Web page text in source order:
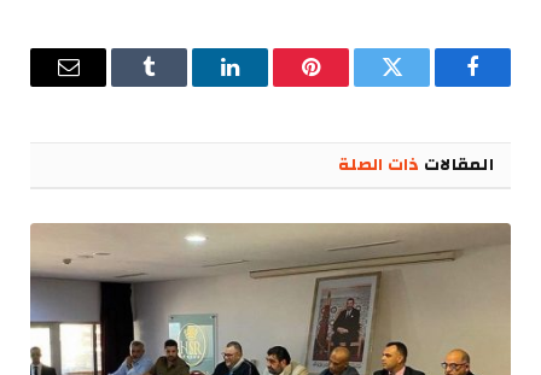
فيسبوك تويتر بينتيريستلينكدإن Tumblr
البريد
المقالات ذات الصلة